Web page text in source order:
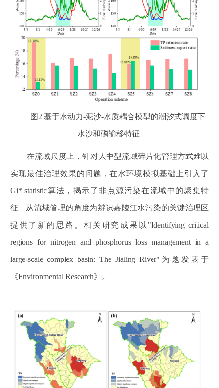
图2 基于水动力-泥沙-水质耦合模型的潮汐式调度下
水沙和磷输移特征
在流域尺度上，针对大中型流域碎片化管理方式难以
实现最佳治理效果的问题，在水环境模拟基础上引入了
Gi* statistic算法，揭示了非点源污染在流域中的聚集特
征，从流域管理的角度为辨识嘉陵江水污染的关键治理区
提供了新的思路。相关研究成果以"Identifying critical
regions for nitrogen and phosphorus loss management in a
large-scale complex basin: The Jialing River"为题发表于
《Environmental Research》。